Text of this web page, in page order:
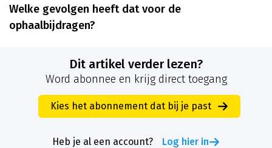
Welke gevolgen heeft dat voor de
ophaalbijdragen?
Dit artikel verder lezen?
Word abonnee en krijg direct toegang
Kies het abonnement dat bij je past
Heb je al een account? Log hier in